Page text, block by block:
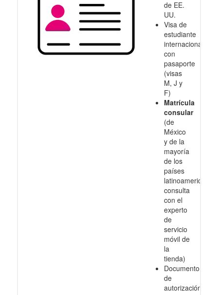
de EE.
UU.
Visa de
estudiante
internacional
con
pasaporte
(visas
M, J y
F)
Matrícula
consular
(de
México
y de la
mayoría
de los
países
latinoamericanos,
consulta
con el
experto
de
servicio
móvil de
la
tienda)
Documento
de
autorización